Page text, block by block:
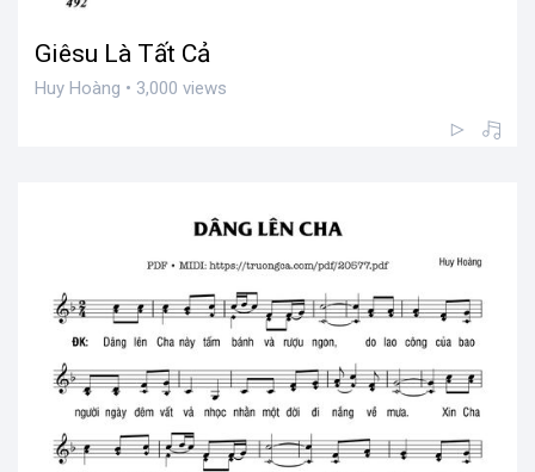
Giêsu Là Tất Cả
Huy Hoàng • 3,000 views